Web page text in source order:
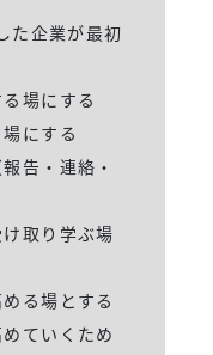
企業が最初
場にする
にする
告・連絡・
取り学ぶ場
る場とする
ていくため